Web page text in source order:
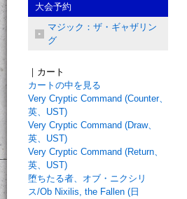
大会予約
マジック：ザ・ギャザリン
グ
｜カート
カートの中を見る
Very Cryptic Command (Counter、
英、UST)
Very Cryptic Command (Draw、
英、UST)
Very Cryptic Command (Return、
英、UST)
堕ちたる者、オブ・ニクシリ
ス/Ob Nixilis, the Fallen (日